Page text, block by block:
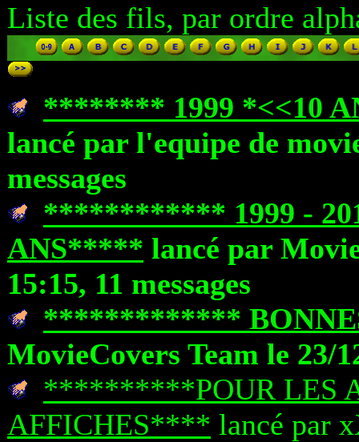
Liste des fils, par ordre
******** 1999 *<<10
lancé par l'equipe de
messages
************ 1999 -
ANS***** lancé par
15:15, 11 messages
*************
MovieCovers Team le 23/
**********POUR LES
AFFICHES**** lancé par